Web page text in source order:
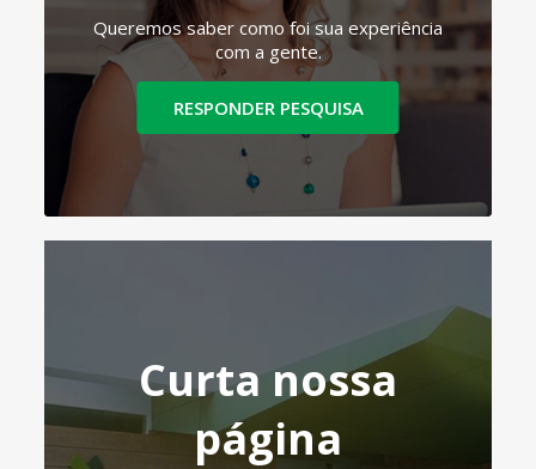
Queremos saber como foi sua experiência
com a gente.
RESPONDER PESQUISA
Curta nossa
página